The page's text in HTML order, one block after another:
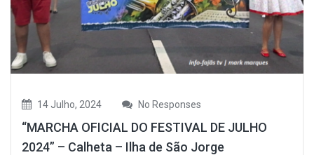
14 Julho, 2024 No Responses
“MARCHA OFICIAL DO FESTIVAL DE JULHO
2024” – Calheta – Ilha de São Jorge